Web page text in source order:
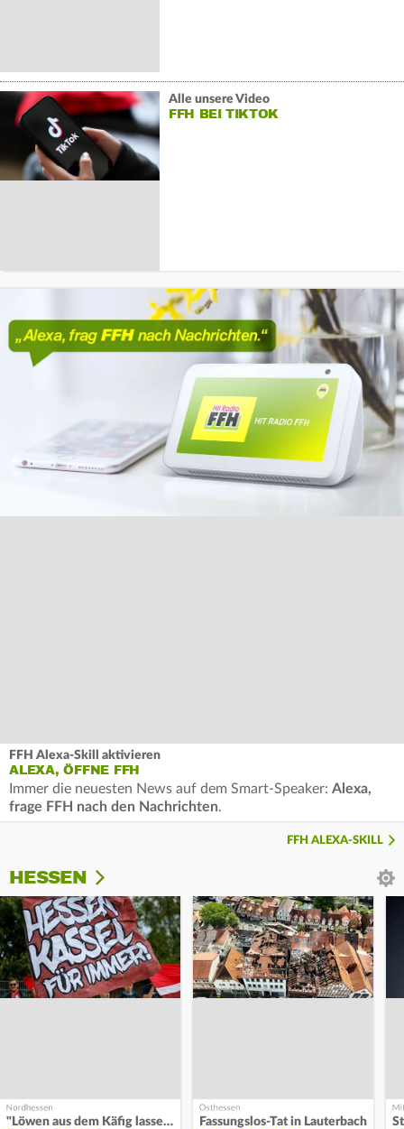
Alle unsere Video
FFH BEI TIKTOK
FFH Alexa-Skill aktivieren
ALEXA, ÖFFNE FFH
Immer die neuesten News auf dem Smart-Speaker: Alexa,
frage FFH nach den Nachrichten.
FFH ALEXA-SKILL
HESSEN
"Löwen aus dem Käfig lassen" Fassungslos-Tat in Lauterbach